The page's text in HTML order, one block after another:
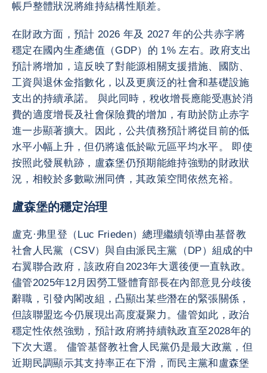
帳戶整體狀況將維持結構性順差。
在財政方面，預計 2026 年及 2027 年的公共赤字將
穩定在國內生產總值（GDP）的 1% 左右。政府支出
預計將增加，這反映了對能源相關支援措施、國防、
工資與退休金指數化，以及更廣泛的社會和基礎設施
支出的持續承諾。 與此同時，稅收增長應能受惠於消
費的適度增長及社會保險費的增加，有助於防止赤字
進一步顯著擴大。因此，公共債務預計將從目前的低
水平小幅上升，但仍將遠低於歐元區平均水平。 即使
按照此發展軌跡，盧森堡仍預期能維持強勁的財政狀
況，相較於多數歐洲同儕，其政策空間依然充裕。
盧森堡的穩定治理
盧克·弗里登（Luc Frieden）總理繼續領導由基督教
社會人民黨（CSV）與自由派民主黨（DP）組成的中
右翼聯合政府，該政府自2023年大選後便一直執政。
儘管2025年12月因勞工暨體育部長在內部意見分歧後
辭職，引發內閣改組，凸顯出某些潛在的緊張關係，
但該聯盟迄今仍展現出高度凝聚力。儘管如此，政治
穩定性依然強勁，預計政府將持續執政直至2028年的
下次大選。 儘管基督教社會人民黨仍是最大政黨，但
近期民調顯示其支持率正在下滑，而民主黨和盧森堡